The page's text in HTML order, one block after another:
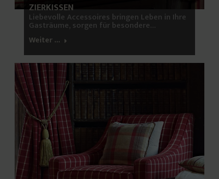
ZIERKISSEN
Liebevolle Accessoires bringen Leben in Ihre
Gasträume, sorgen für besondere…
Weiter ...